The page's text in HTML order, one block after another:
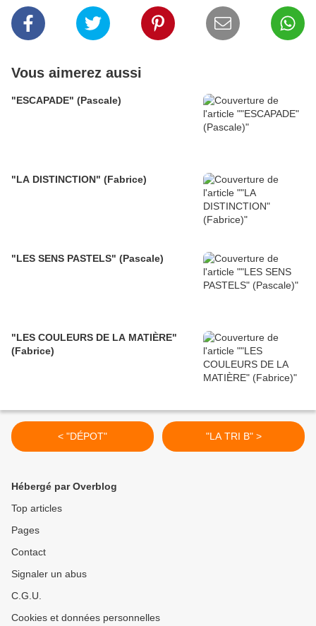
Vous aimerez aussi
"ESCAPADE" (Pascale)
"LA DISTINCTION" (Fabrice)
"LES SENS PASTELS" (Pascale)
"LES COULEURS DE LA MATIÈRE"
(Fabrice)
< "DÉPOT" "LA TRI B" >
Hébergé par Overblog
Top articles
Pages
Contact
Signaler un abus
C.G.U.
Cookies et données personnelles